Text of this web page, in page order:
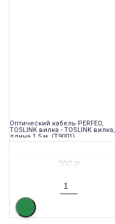
Оптический кабель PERFEO,
TOSLINK вилка - TOSLINK вилка,
длина 1,5 м. (T9001)
200 ₽